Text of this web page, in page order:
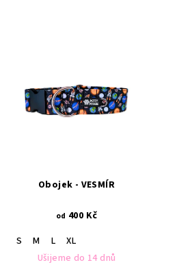
Obojek - VESMÍR
od 400 Kč
S
M L
XL
Ušijeme do 14 dnů